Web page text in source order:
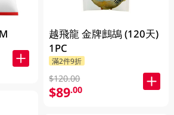
越飛龍 金牌鷓鴣 (120天)
1PC
滿2件9折
$120.00
$89.00